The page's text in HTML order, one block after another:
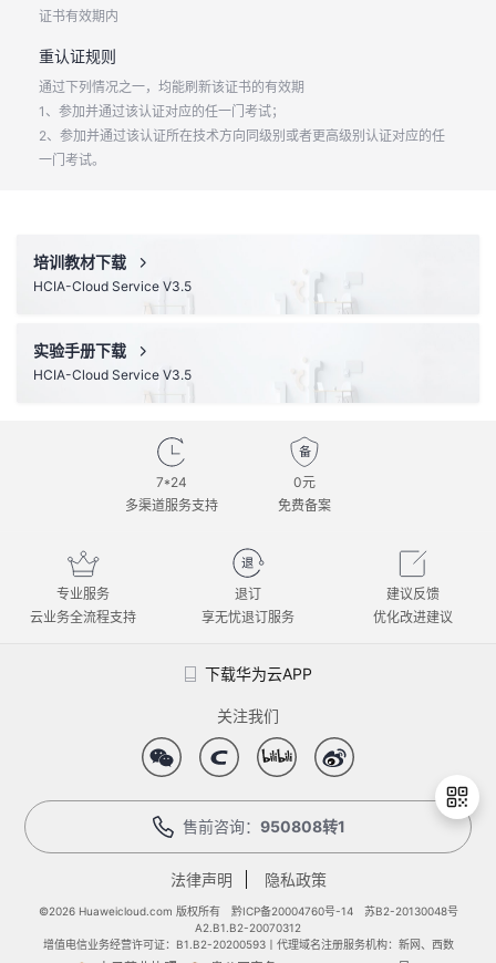
证书有效期内
重认证规则
通过下列情况之一，均能刷新该证书的有效期
1、参加并通过该认证对应的任一门考试；
2、参加并通过该认证所在技术方向同级别或者更高级别认证对应的任
一门考试。
培训教材下载
HCIA-Cloud Service V3.5
实验手册下载
HCIA-Cloud Service V3.5
7*24
多渠道服务支持
0元
免费备案
专业服务
云业务全流程支持
退订
享无忧退订服务
建议反馈
优化改进建议
下载华为云APP
关注我们
售前咨询： 950808转1
法律声明 隐私政策
©2026 Huaweicloud.com 版权所有 黔ICP备20004760号-14
苏B2-20130048号
A2.B1.B2-20070312
增值电信业务经营许可证：B1.B2-20200593丨代理域名注册服务机构：新网、西数